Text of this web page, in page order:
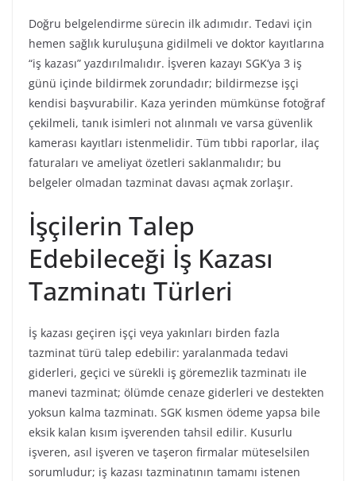
Doğru belgelendirme sürecin ilk adımıdır. Tedavi için
hemen sağlık kuruluşuna gidilmeli ve doktor kayıtlarına
“iş kazası” yazdırılmalıdır. İşveren kazayı SGK’ya 3 iş
günü içinde bildirmek zorundadır; bildirmezse işçi
kendisi başvurabilir. Kaza yerinden mümkünse fotoğraf
çekilmeli, tanık isimleri not alınmalı ve varsa güvenlik
kamerası kayıtları istenmelidir. Tüm tıbbi raporlar, ilaç
faturaları ve ameliyat özetleri saklanmalıdır; bu
belgeler olmadan tazminat davası açmak zorlaşır.
İşçilerin Talep
Edebileceği İş Kazası
Tazminatı Türleri
İş kazası geçiren işçi veya yakınları birden fazla
tazminat türü talep edebilir: yaralanmada tedavi
giderleri, geçici ve sürekli iş göremezlik tazminatı ile
manevi tazminat; ölümde cenaze giderleri ve destekten
yoksun kalma tazminatı. SGK kısmen ödeme yapsa bile
eksik kalan kısım işverenden tahsil edilir. Kusurlu
işveren, asıl işveren ve taşeron firmalar müteselsilen
sorumludur; iş kazası tazminatının tamamı istenen